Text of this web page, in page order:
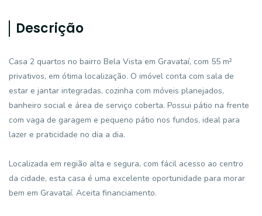
Descrição
Casa 2 quartos no bairro Bela Vista em Gravataí, com 55 m²
privativos, em ótima localização. O imóvel conta com sala de
estar e jantar integradas, cozinha com móveis planejados,
banheiro social e área de serviço coberta. Possui pátio na frente
com vaga de garagem e pequeno pátio nos fundos, ideal para
lazer e praticidade no dia a dia.
Localizada em região alta e segura, com fácil acesso ao centro
da cidade, esta casa é uma excelente oportunidade para morar
bem em Gravataí. Aceita financiamento.